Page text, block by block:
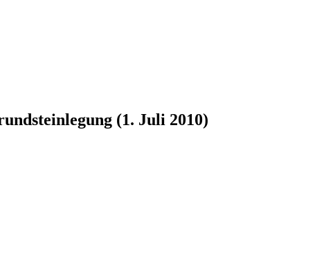
(1. Juli 2010)